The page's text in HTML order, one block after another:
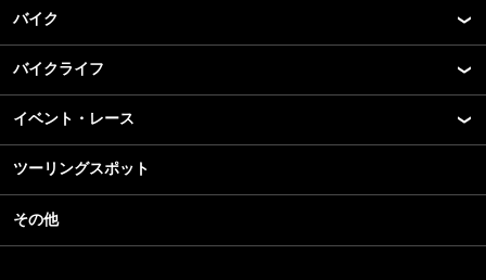
バイク
New Model Show
モデル情報
カスタマイズパーツ
テクノロジー
名車・旧車
ビジネス
バイクライフ
アプリ
ライディングギア
ツーリング
アウトドア
イベント・レース
モータースポーツ
イベント
スクール・レッスン
ツーリングスポット
その他